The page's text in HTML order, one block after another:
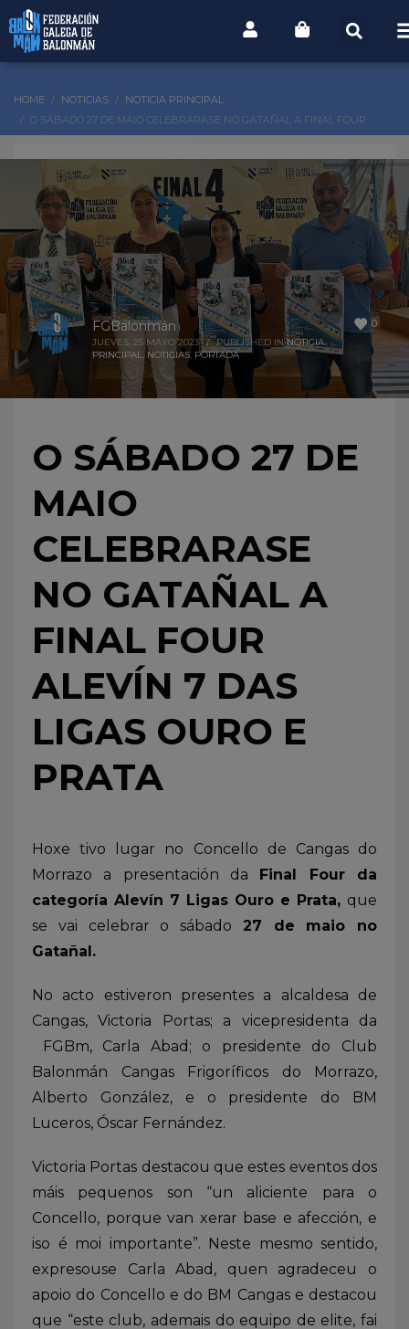
HOME NOTICIAS
NOTICIA PRINCIPAL
O SÁBADO 27 DE MAIO CELEBRARASE NO GATAÑAL A FINAL FOUR
0
FGBalonmán
JUEVES, 25 MAYO 2023 / PUBLISHED INNOTICIA
PRINCIPAL, NOTICIAS, PORTADA
O SÁBADO 27 DE
MAIO
CELEBRARASE
NO GATAÑAL A
FINAL FOUR
ALEVÍN 7 DAS
LIGAS OURO E
PRATA
Hoxe tivo lugar no Concello de Cangas do
Morrazo a presentación da Final Four da
categoría Alevín 7 Ligas Ouro e Prata, que
se vai celebrar o sábado 27 de maio no
Gatañal.
No acto estiveron presentes a alcaldesa de
Cangas, Victoria Portas; a vicepresidenta da
FGBm, Carla Abad; o presidente do Club
Balonmán Cangas Frigoríficos do Morrazo,
Alberto González, e o presidente do BM
Luceros, Óscar Fernández.
Victoria Portas destacou que estes eventos dos
máis pequenos son “un aliciente para o
Concello, porque van xerar base e afección, e
iso é moi importante”. Neste mesmo sentido,
expresouse Carla Abad, quen agradeceu o
apoio do Concello e do BM Cangas e destacou
que “este club, ademais do equipo de elite, fai